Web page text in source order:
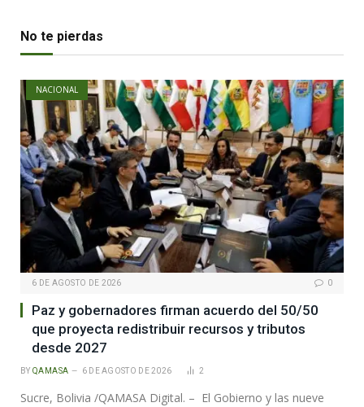
No te pierdas
NACIONAL
6 DE AGOSTO DE 2026 0
Paz y gobernadores firman acuerdo del 50/50
que proyecta redistribuir recursos y tributos
desde 2027
BY QAMASA 6 DE AGOSTO DE 2026 2
Sucre, Bolivia /QAMASA Digital. – El Gobierno y las nueve